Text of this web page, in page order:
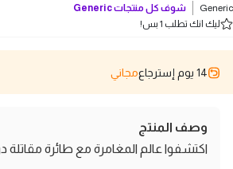
Generic شوف كل منتجاتGeneric
ليك انك تطلب 1 بس!
14 يوم إسترجاع مجاني
وصف المنتج
اكتشفوا عالم المغامرة مع طائرة مقاتلة